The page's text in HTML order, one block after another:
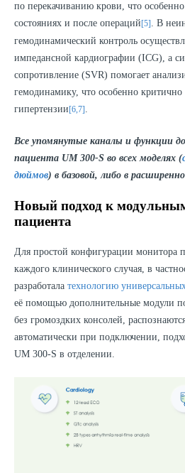
по перекачиванию крови, что
состояниях и после операций [5] . В
гемодинамический контроль
импедансной кардиографии (ICG), а
сопротивление (SVR) помогает
гемодинамику, что особенно критично
гипертензии [6,7] .
Все упомянутые каналы и функции
пациента UM 300-S во всех моделях (
дюймов) в базовой, либо в
Новый подход к
пациента
Для простой конфигурации монитора
каждого клинического случая, в
разработала технологию
её помощью дополнительные модули
без громоздких консолей,
автоматически при подключении,
UM 300-S в отделении.